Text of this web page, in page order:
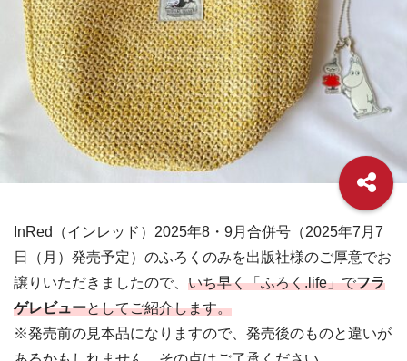
InRed（インレッド）2025年8・9月合併号（2025年7月7
日（月）発売予定）のふろくのみを出版社様のご厚意でお
譲りいただきましたので、 いち早く「ふろく.life」でフラ
ゲレビューとしてご紹介します。
※発売前の見本品になりますので、発売後のものと違いが